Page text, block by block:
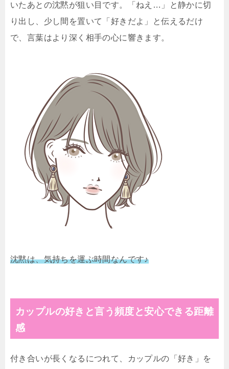
いたあとの沈黙が狙い目です。「ねえ…」と静かに切
り出し、少し間を置いて「好きだよ」と伝えるだけ
で、言葉はより深く相手の心に響きます。
沈黙は、気持ちを運ぶ時間なんです♪
カップルの好きと言う頻度と安心できる距離
感
付き合いが長くなるにつれて、カップルの「好き」を